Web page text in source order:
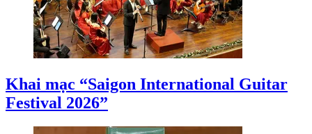
Khai mạc “Saigon International Guitar
Festival 2026”